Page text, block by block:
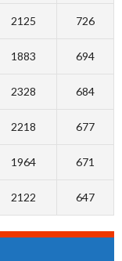
2125 726
1883 694
2328 684
2218 677
1964 671
2122 647